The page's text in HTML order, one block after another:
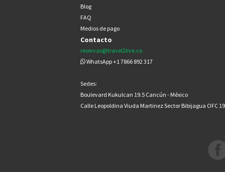
Blog
FAQ
Medios de pago
Contacto
reservas@travel2live.co
WhatsApp +1 7866 892 317
Sedes:
Boulevard Kukulcan 19.5 Cancún - México
Calle Leopoldina Viuda Martinez Sector Bibijagua OFC